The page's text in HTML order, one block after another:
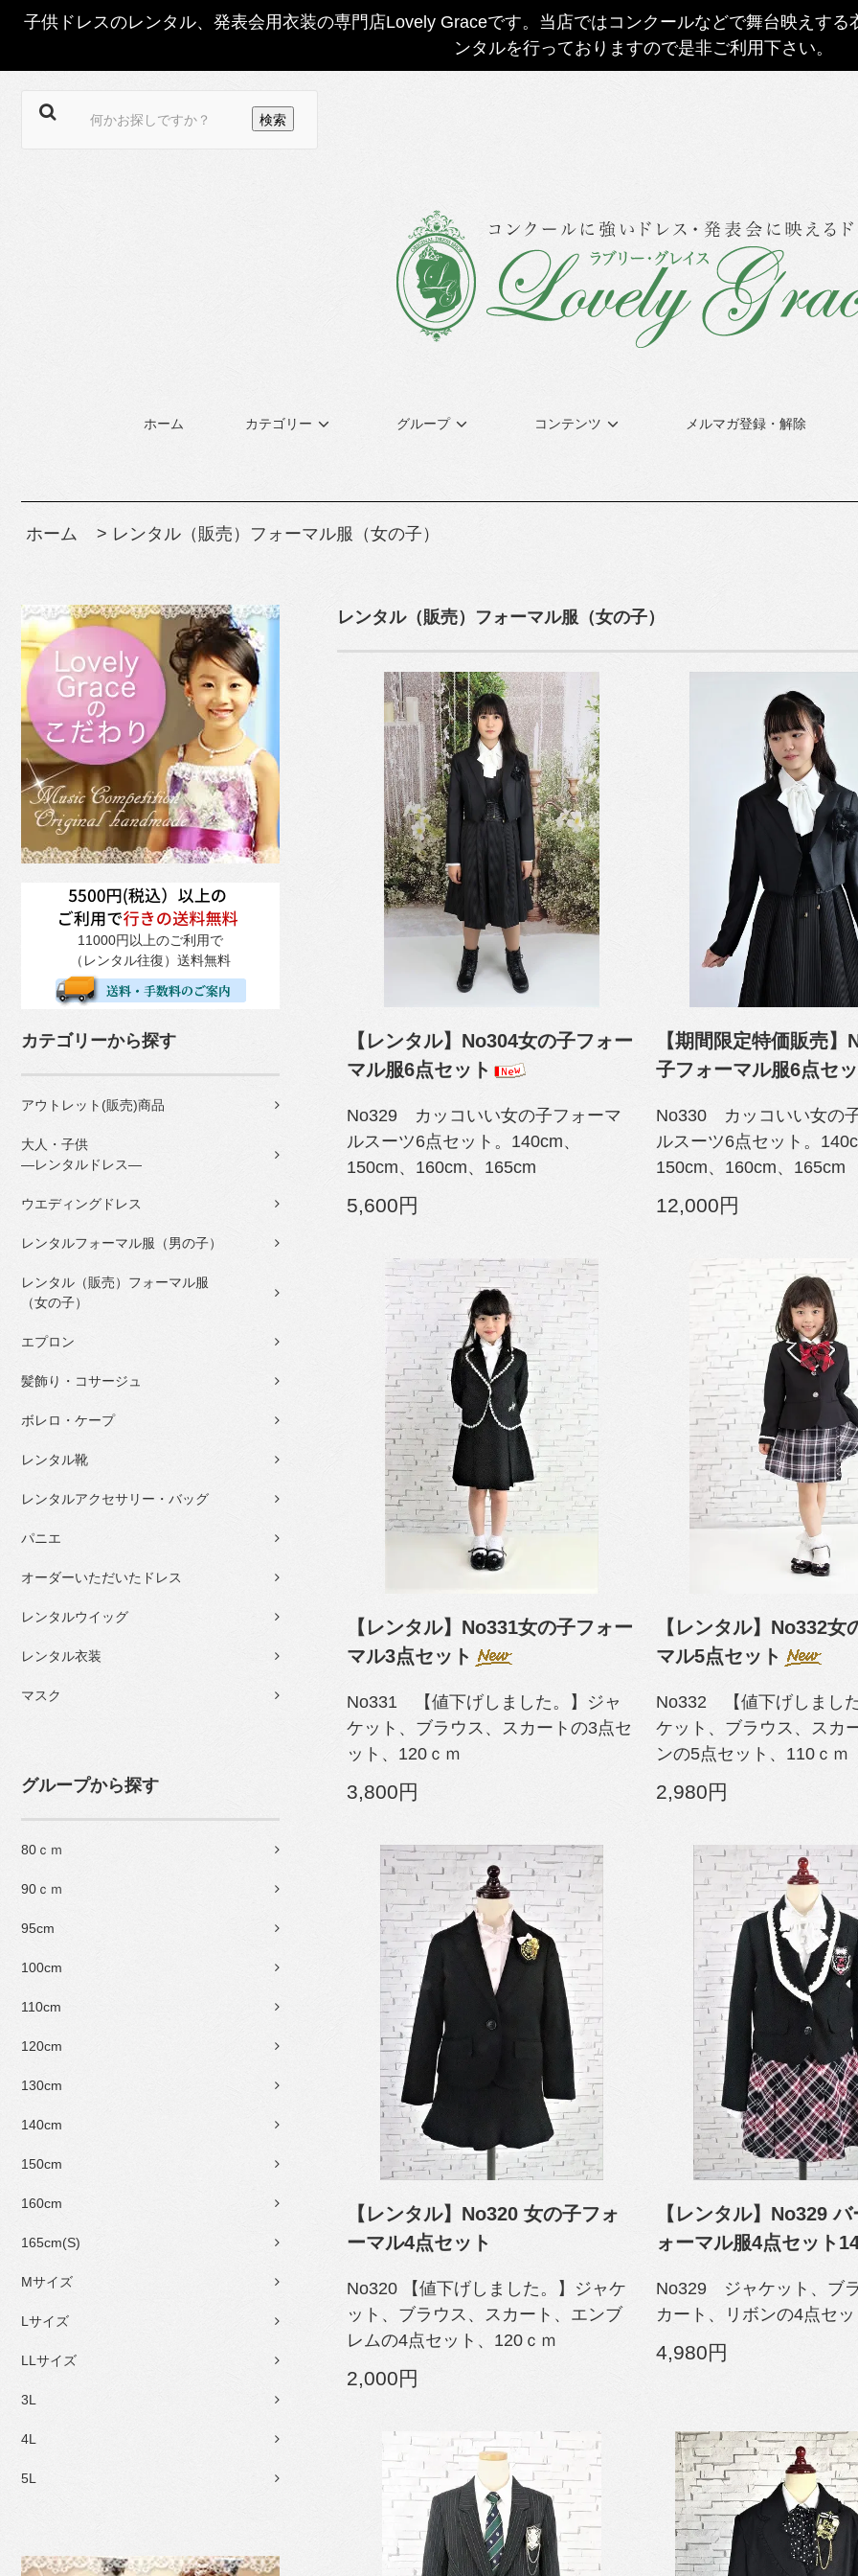
子供ドレスのレンタル、発表会用衣装の専門店Lovely Graceです。当店ではコンクールなどで舞台映えす
ンタルを行っておりますので是非ご利用下さい。
ホーム カテゴリー グループ コンテンツ メルマガ登録・解除
ホーム > レンタル（販売）フォーマル服（女の子）
11000円以上のご利用で
（レンタル往復）送料無料
カテゴリーから探す
アウトレット(販売)商品
大人・子供
―レンタルドレス―
ウエディングドレス
レンタルフォーマル服（男の子）
レンタル（販売）フォーマル服
（女の子）
エプロン
髪飾り・コサージュ
ボレロ・ケープ
レンタル靴
レンタルアクセサリー・バッグ
パニエ
オーダーいただいたドレス
レンタルウイッグ
レンタル衣装
マスク
グループから探す
80ｃｍ
90ｃｍ
95cm
100cm
110cm
120cm
130cm
140cm
150cm
160cm
165cm(S)
Mサイズ
Lサイズ
LLサイズ
3L
4L
5L
レンタル（販売）フォーマル服（女の子）
【レンタル】No304女の子フォー
マル服6点セット
No329 カッコいい女の子フォーマ
ルスーツ6点セット。140cm、
150cm、160cm、165cm
5,600円
【期間限定特価販売】
子フォーマル服6点セ
No330 カッコいい女の
ルスーツ6点セット。
150cm、160cm、165cm
12,000円
【レンタル】No331女の子フォー
マル3点セット
No331 【値下げしました。】ジャ
ケット、ブラウス、スカートの3点セ
ット、120ｃｍ
3,800円
【レンタル】No332女
マル5点セット
No332 【値下げしまし
ケット、ブラウス、スカ
ンの5点セット、110ｃｍ
2,980円
【レンタル】No320 女の子フォ
ーマル4点セット
No320 【値下げしました。】ジャケ
ット、ブラウス、スカート、エンブ
レムの4点セット、120ｃｍ
2,000円
【レンタル】No329
ォーマル服4点セット
No329 ジャケット、ブ
カート、リボンの4点セ
4,980円